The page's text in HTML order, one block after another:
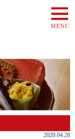
2020.04.28